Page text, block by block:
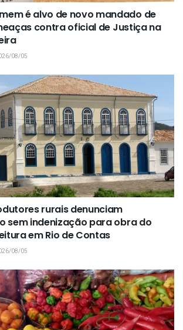
é alvo de novo mandado de
contra oficial de Justiça na
08/05
rurais denunciam
sem indenização para obra do
em Rio de Contas
08/05